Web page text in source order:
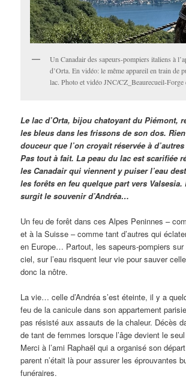
Un Canadair des sapeurs-pompiers italiens à
d’Orta. En vidéo: le même appareil en train de
lac. Photo et vidéo JNC/CZ_Beaurecueil-Forge
Le lac d’Orta, bijou chatoyant du Piémont,
les bleus dans les frissons de son dos.
douceur que l’on croyait réservée à
Pas tout à fait. La peau du lac est scarifiée
les Canadair qui viennent y puiser l’eau
les forêts en feu quelque part vers Valsesia.
surgit le souvenir d’Andréa…
Un feu de forêt dans ces Alpes Peninnes –
et à la Suisse – comme tant d’autres qui
en Europe… Partout, les sapeurs-pompiers sur
ciel, sur l’eau risquent leur vie pour sauver
donc la nôtre.
La vie… celle d’Andréa s’est éteinte, il y a
feu de la canicule dans son appartement
pas résisté aux assauts de la chaleur. Décès
de tant de femmes lorsque l’âge devient le
Merci à l’ami Raphaël qui a organisé son
parent n’était là pour assurer les éprouvantes
funéraires.